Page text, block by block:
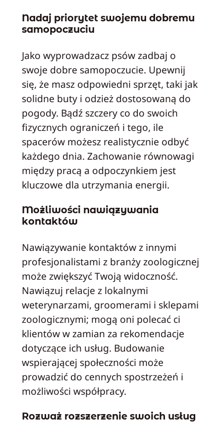
Nadaj priorytet swojemu dobremu
samopoczuciu
Jako wyprowadzacz psów zadbaj o
swoje dobre samopoczucie. Upewnij
się, że masz odpowiedni sprzęt, taki jak
solidne buty i odzież dostosowaną do
pogody. Bądź szczery co do swoich
fizycznych ograniczeń i tego, ile
spacerów możesz realistycznie odbyć
każdego dnia. Zachowanie równowagi
między pracą a odpoczynkiem jest
kluczowe dla utrzymania energii.
Możliwości nawiązywania
kontaktów
Nawiązywanie kontaktów z innymi
profesjonalistami z branży zoologicznej
może zwiększyć Twoją widoczność.
Nawiązuj relacje z lokalnymi
weterynarzami, groomerami i sklepami
zoologicznymi; mogą oni polecać ci
klientów w zamian za rekomendacje
dotyczące ich usług. Budowanie
wspierającej społeczności może
prowadzić do cennych spostrzeżeń i
możliwości współpracy.
Rozważ rozszerzenie swoich usług